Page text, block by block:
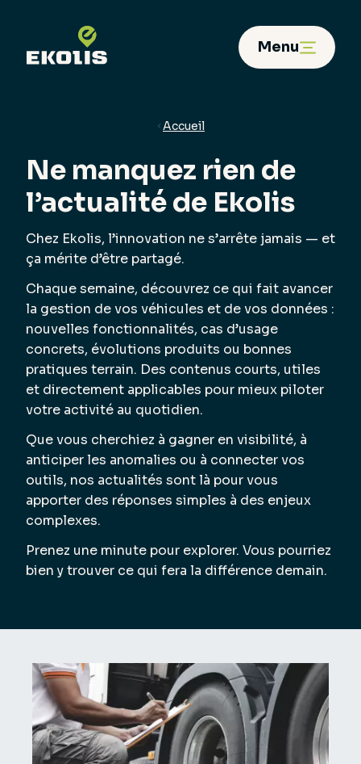
Menu
Accueil
Ne manquez rien de
l’actualité de Ekolis
Chez Ekolis, l’innovation ne s’arrête jamais — et
ça mérite d’être partagé.
Chaque semaine, découvrez ce qui fait avancer
la gestion de vos véhicules et de vos données :
nouvelles fonctionnalités, cas d’usage
concrets, évolutions produits ou bonnes
pratiques terrain. Des contenus courts, utiles
et directement applicables pour mieux piloter
votre activité au quotidien.
Que vous cherchiez à gagner en visibilité, à
anticiper les anomalies ou à connecter vos
outils, nos actualités sont là pour vous
apporter des réponses simples à des enjeux
complexes.
Prenez une minute pour explorer. Vous pourriez
bien y trouver ce qui fera la différence demain.